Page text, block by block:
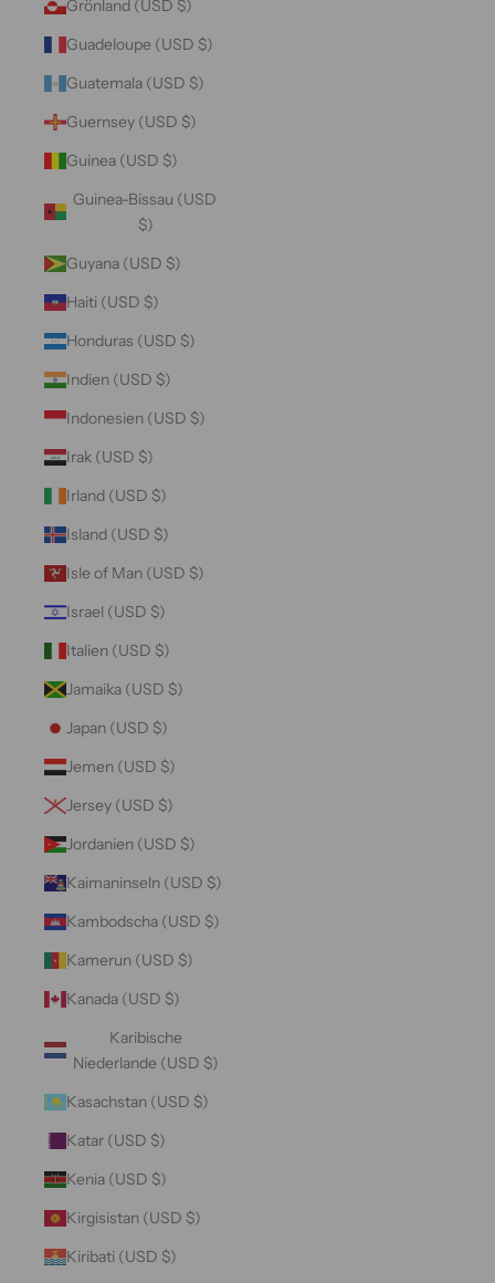
Grönland (USD $)
Guadeloupe (USD $)
Guatemala (USD $)
Guernsey (USD $)
Guinea (USD $)
Guinea-Bissau (USD
$)
Guyana (USD $)
Haiti (USD $)
Honduras (USD $)
Indien (USD $)
Indonesien (USD $)
Irak (USD $)
Irland (USD $)
Island (USD $)
Isle of Man (USD $)
Israel (USD $)
Italien (USD $)
Jamaika (USD $)
Japan (USD $)
Jemen (USD $)
Jersey (USD $)
Jordanien (USD $)
Kaimaninseln (USD $)
Kambodscha (USD $)
Kamerun (USD $)
Kanada (USD $)
Karibische
Niederlande (USD $)
Kasachstan (USD $)
Katar (USD $)
Kenia (USD $)
Kirgisistan (USD $)
Kiribati (USD $)